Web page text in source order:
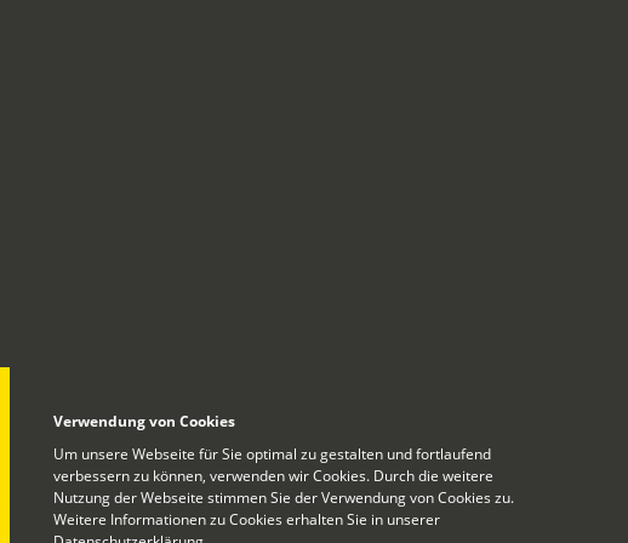
Verwendung von Cookies
Um unsere Webseite für Sie optimal zu gestalten und fortlaufend
verbessern zu können, verwenden wir Cookies. Durch die weitere
Nutzung der Webseite stimmen Sie der Verwendung von Cookies zu.
Weitere Informationen zu Cookies erhalten Sie in unserer